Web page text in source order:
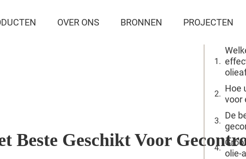
OVER ONS BRONNEN PROJECTEN
Beste Geschikt Voor
Hoe
voor
De
olie-